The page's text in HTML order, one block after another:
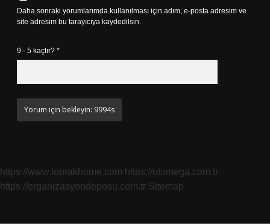
Daha sonraki yorumlarımda kullanılması için adım, e-posta adresim ve
site adresim bu tarayıcıya kaydedilsin.
9 - 5 kaçtır? *
https://www.toprakhome.com https://otomega.com.tr
https://organizasyondeposu.com.tr Sitemap